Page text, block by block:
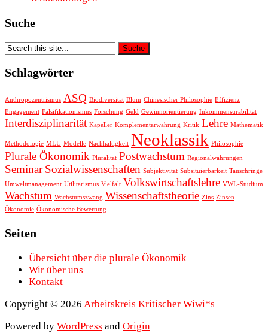
Suche
Schlagwörter
Anthropozentrismus ASQ Biodiversität Blum Chinesischer Philosophie Effizienz
Engagement Falsifikationismus Forschung Geld Gewinnorientierung Inkommensurabilität
Interdisziplinarität Kapeller Komplementärwährung Kritik Lehre Mathematik
Methodologie MLU Modelle Nachhaltigkeit Neoklassik Philosophie
Plurale Ökonomik Pluralität Postwachstum Regionalwährungen
Seminar Sozialwissenschaften Subjektivität Subsituierbarkeit Tauschringe
Umweltmanagement Utilitarismus Vielfalt Volkswirtschaftslehre VWL-Studium
Wachstum Wachstumszwang Wissenschaftstheorie Zins Zinsen
Ökonomie Ökonomische Bewertung
Seiten
Übersicht über die plurale Ökonomik
Wir über uns
Kontakt
Copyright © 2026 Arbeitskreis Kritischer Wiwi*s
Powered by WordPress and Origin